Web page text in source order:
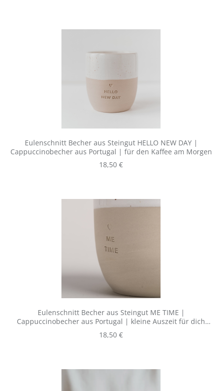
Eulenschnitt Becher aus Steingut HELLO NEW DAY |
Cappuccinobecher aus Portugal | für den Kaffee am Morgen
Regulärer Preis:
18,50 €
Eulenschnitt Becher aus Steingut ME TIME |
Cappuccinobecher aus Portugal | kleine Auszeit für dich
selbst
Regulärer Preis:
18,50 €